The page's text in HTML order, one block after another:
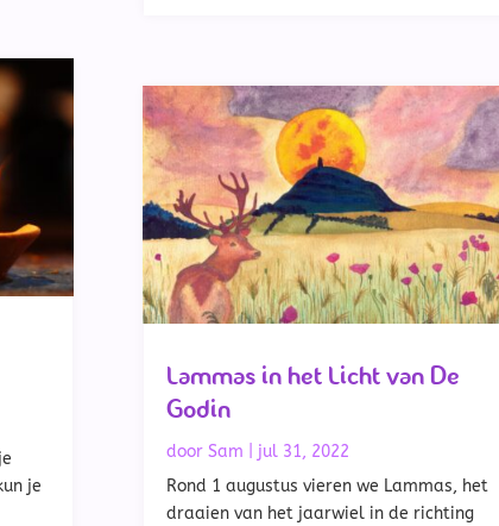
je
Lammas in het Licht van De
Godin
door Sam
jul 31, 2022
Rond 1 augustus vieren we Lammas, het
draaien van het jaarwiel in de richting